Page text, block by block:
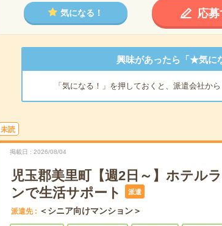
気になる！ 応募
興味があったら「★気に
「気になる！」を押しておくと、派遣会社から
未読
掲載日 2026/08/04
児玉郡美里町【週2日～】ホテル
ンで生活サポート
派遣
派遣先 ＜シニア向けマンション＞